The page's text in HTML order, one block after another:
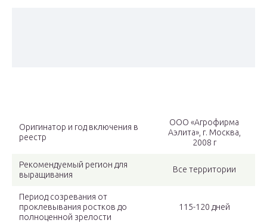
Оригинатор и год включения в
реестр
ООО «Агрофирма
Аэлита», г. Москва,
2008 г
Рекомендуемый регион для
выращивания
Все территории
Период созревания от
проклевывания ростков до
полноценной зрелости
115-120 дней